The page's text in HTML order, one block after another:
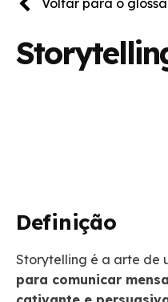
Voltar para o
Definição
Storytelling é a arte de
para comunicar